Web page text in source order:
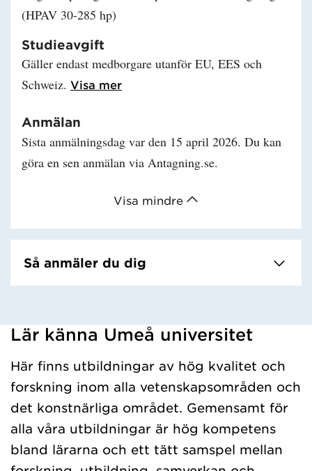
Visa mindre
(HPAV 30-285 hp)
Studieavgift
Gäller endast medborgare utanför EU, EES och
Schweiz. Visa merLäs mer om Studieavgift
Anmälan
Sista anmälningsdag var den 15 april 2026. Du kan
göra en sen anmälan via Antagning.se.
Så anmäler du dig
Har hämtat kursochkurspaket.
Lär känna Umeå universitet
Här finns utbildningar av hög kvalitet och
forskning inom alla vetenskapsområden och
det konstnärliga området. Gemensamt för
alla våra utbildningar är hög kompetens
bland lärarna och ett tätt samspel mellan